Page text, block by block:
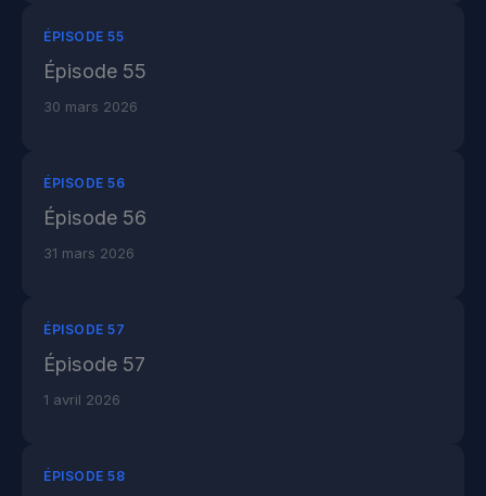
ÉPISODE 55
Épisode 55
30 mars 2026
ÉPISODE 56
Épisode 56
31 mars 2026
ÉPISODE 57
Épisode 57
1 avril 2026
ÉPISODE 58